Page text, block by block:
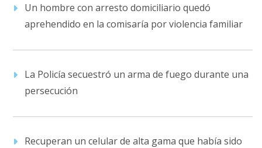
Un hombre con arresto domiciliario quedó
aprehendido en la comisaría por violencia familiar
La Policía secuestró un arma de fuego durante una
persecución
Recuperan un celular de alta gama que había sido